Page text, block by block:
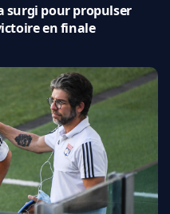
surgi pour propulser
en finale